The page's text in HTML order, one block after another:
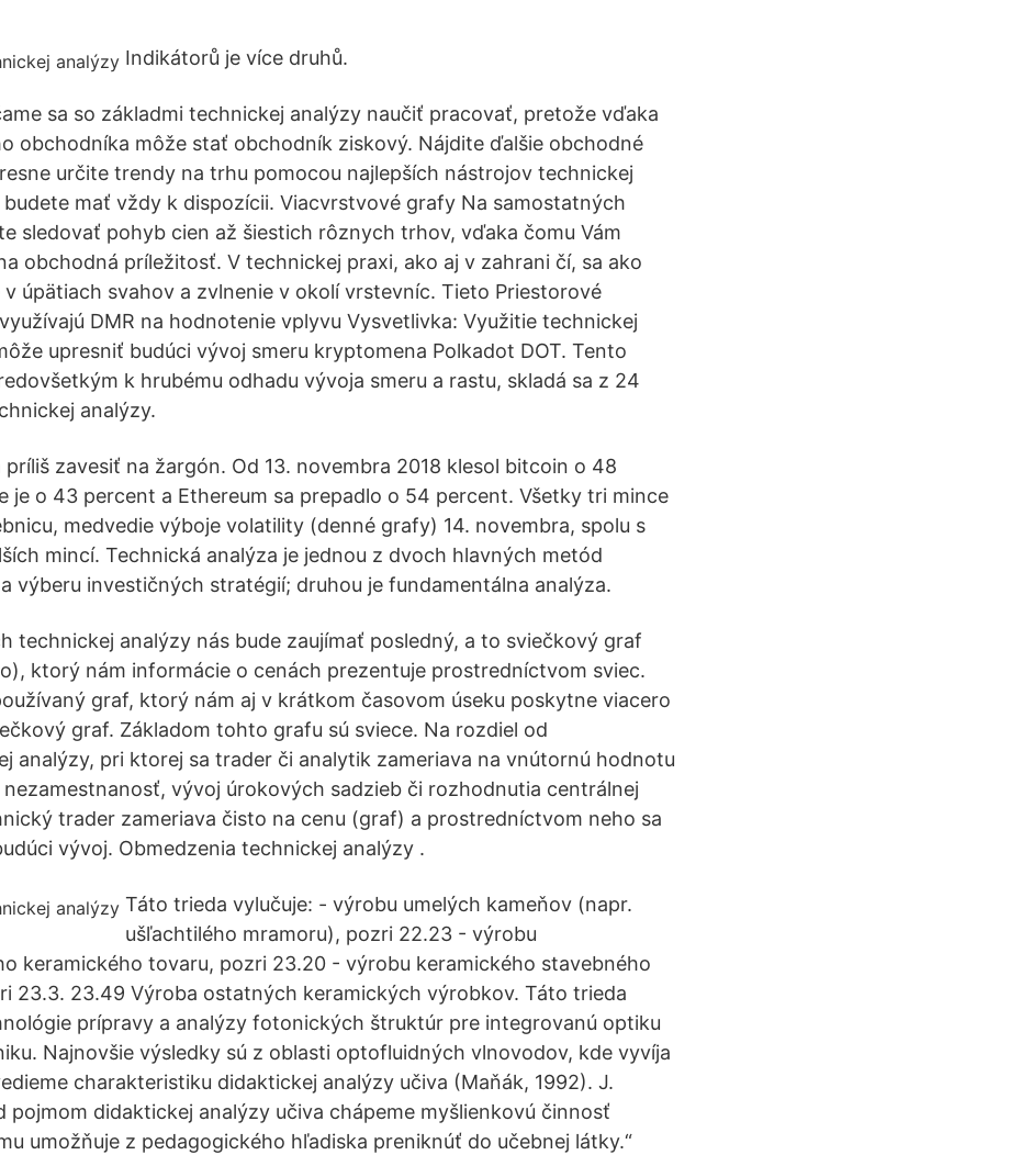
Indikátorů je více druhů.
sa so základmi technickej analýzy naučiť pracovať, pretože vďaka
obchodníka môže stať obchodník ziskový. Nájdite ďalšie obchodné
určite trendy na trhu pomocou najlepších nástrojov technickej
mať vždy k dispozícii. Viacvrstvové grafy Na samostatných
sledovať pohyb cien až šiestich rôznych trhov, vďaka čomu Vám
obchodná príležitosť. V technickej praxi, ako aj v zahrani čí, sa ako
v úpätiach svahov a zvlnenie v okolí vrstevníc. Tieto Priestorové
DMR na hodnotenie vplyvu Vysvetlivka: Využitie technickej
upresniť budúci vývoj smeru kryptomena Polkadot DOT. Tento
k hrubému odhadu vývoja smeru a rastu, skladá sa z 24
analýzy.
príliš zavesiť na žargón. Od 13. novembra 2018 klesol bitcoin o 48
je o 43 percent a Ethereum sa prepadlo o 54 percent. Všetky tri mince
medvedie výboje volatility (denné grafy) 14. novembra, spolu s
mincí. Technická analýza je jednou z dvoch hlavných metód
výberu investičných stratégií; druhou je fundamentálna analýza.
technickej analýzy nás bude zaujímať posledný, a to sviečkový graf
ktorý nám informácie o cenách prezentuje prostredníctvom sviec.
graf, ktorý nám aj v krátkom časovom úseku poskytne viacero
graf. Základom tohto grafu sú sviece. Na rozdiel od
analýzy, pri ktorej sa trader či analytik zameriava na vnútornú hodnotu
nezamestnanosť, vývoj úrokových sadzieb či rozhodnutia centrálnej
trader zameriava čisto na cenu (graf) a prostredníctvom neho sa
vývoj. Obmedzenia technickej analýzy .
Táto trieda vylučuje: - výrobu umelých kameňov (napr.
ušľachtilého mramoru), pozri 22.23 - výrobu
keramického tovaru, pozri 23.20 - výrobu keramického stavebného
23.3. 23.49 Výroba ostatných keramických výrobkov. Táto trieda
prípravy a analýzy fotonických štruktúr pre integrovanú optiku
Najnovšie výsledky sú z oblasti optofluidných vlnovodov, kde vyvíja
charakteristiku didaktickej analýzy učiva (Maňák, 1992). J.
pojmom didaktickej analýzy učiva chápeme myšlienkovú činnosť
umožňuje z pedagogického hľadiska preniknúť do učebnej látky.“